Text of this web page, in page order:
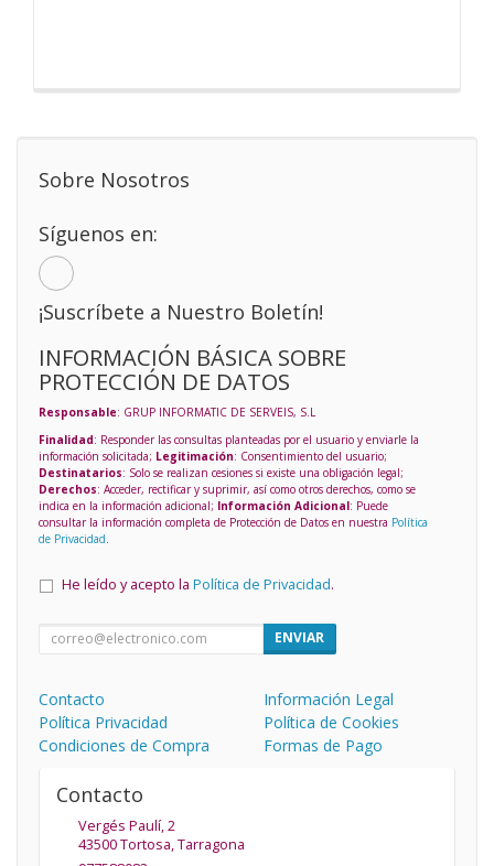
Sobre Nosotros
Síguenos en:
¡Suscríbete a Nuestro Boletín!
INFORMACIÓN BÁSICA SOBRE
PROTECCIÓN DE DATOS
Responsable: GRUP INFORMATIC DE SERVEIS, S.L
Finalidad: Responder las consultas planteadas por el usuario y enviarle la
información solicitada; Legitimación: Consentimiento del usuario;
Destinatarios: Solo se realizan cesiones si existe una obligación legal;
Derechos: Acceder, rectificar y suprimir, así como otros derechos, como se
indica en la información adicional; Información Adicional: Puede
consultar la información completa de Protección de Datos en nuestra Política
de Privacidad
He leído y acepto la Política de Privacidad.
ENVIAR
Contacto
Información Legal
Política Privacidad
Política de Cookies
Condiciones de Compra
Formas de Pago
Contacto
Vergés Paulí, 2
43500Tortosa,Tarragona